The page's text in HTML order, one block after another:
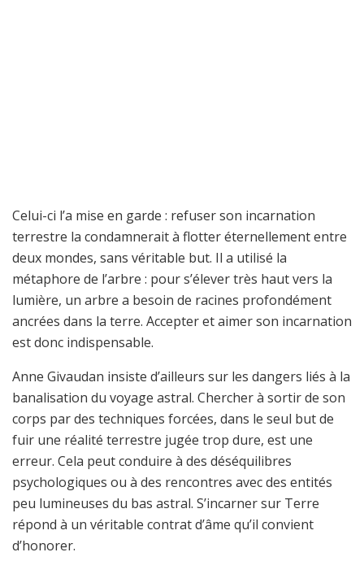
Celui-ci l’a mise en garde : refuser son incarnation
terrestre la condamnerait à flotter éternellement entre
deux mondes, sans véritable but. Il a utilisé la
métaphore de l’arbre : pour s’élever très haut vers la
lumière, un arbre a besoin de racines profondément
ancrées dans la terre. Accepter et aimer son incarnation
est donc indispensable.
Anne Givaudan insiste d’ailleurs sur les dangers liés à la
banalisation du voyage astral. Chercher à sortir de son
corps par des techniques forcées, dans le seul but de
fuir une réalité terrestre jugée trop dure, est une
erreur. Cela peut conduire à des déséquilibres
psychologiques ou à des rencontres avec des entités
peu lumineuses du bas astral. S’incarner sur Terre
répond à un véritable contrat d’âme qu’il convient
d’honorer.